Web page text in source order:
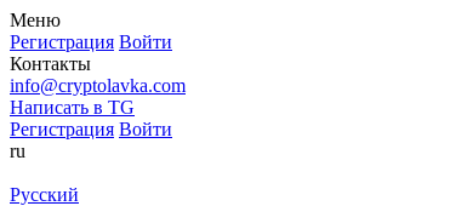
Меню
Регистрация Войти
Контакты
info@cryptolavka.com
Написать в TG
Регистрация Войти
ru
Русский